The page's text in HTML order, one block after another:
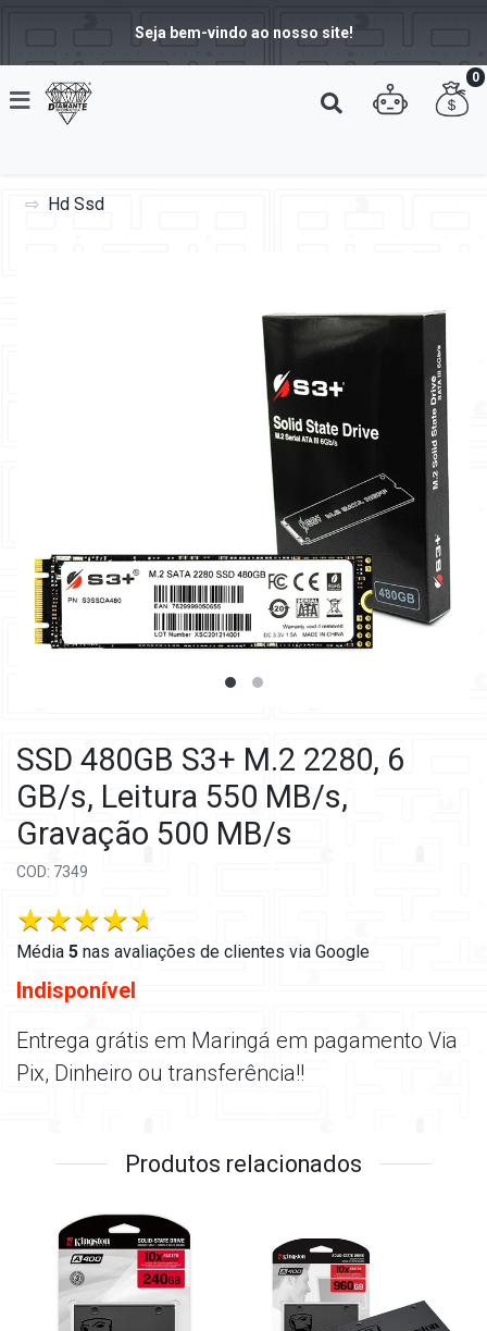
Seja bem-vindo ao nosso site!
0
Hd Ssd
SSD 480GB S3+ M.2 2280, 6
GB/s, Leitura 550 MB/s,
Gravação 500 MB/s
COD: 7349
Média 5 nas avaliações de clientes via Google
Indisponível
Entrega grátis em Maringá em pagamento Via
Pix, Dinheiro ou transferência!!
Produtos relacionados